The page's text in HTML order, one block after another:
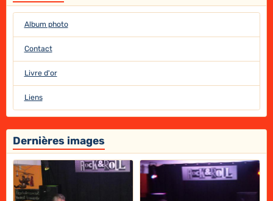
Album photo
Contact
Livre d'or
Liens
Dernières images